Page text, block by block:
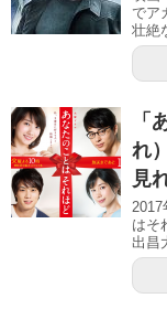
でア
壮絶
「
れ
見
はそ
出昌